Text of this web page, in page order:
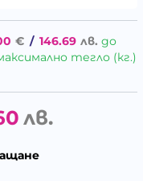
€ / 146.69 лв. до
тегло (кг.)
лв.